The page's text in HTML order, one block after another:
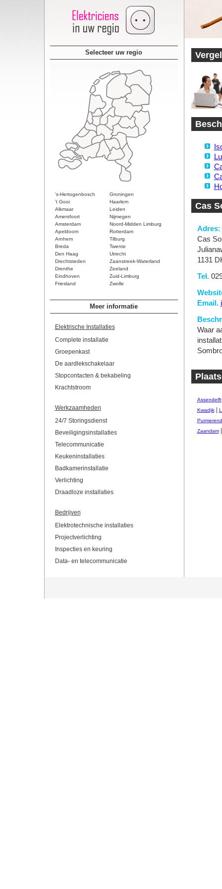
Selecteer uw regio
's-Hertogenbosch
Groningen
't Gooi
Haarlem
Alkmaar
Leiden
Amersfoort
Nijmegen
Amsterdam
Noord-Midden Limburg
Apeldoorn
Rotterdam
Arnhem
Tilburg
Breda
Twente
Den Haag
Utrecht
Drechtsteden
Zaanstreek-Waterland
Drenthe
Zeeland
Eindhoven
Zuid-Limburg
Friesland
Zwolle
Meer informatie
Elektrische Installaties
Complete installatie
Groepenkast
De aardlekschakelaar
Stopcontacten & bekabeling
Krachtstroom
Werkzaamheden
24/7 Storingsdienst
Beveiligingsinstallaties
Telecommunicatie
Keukeninstallaties
Badkamerinstallatie
Verlichting
Draadloze installaties
Bedrijven
Elektrotechnische installaties
Projectverlichting
Inspecties en keuring
Data- en telecommunicatie
Cas
Adres:
Cas
1131
Tel.
Email.
Waar
Assendelft
Kwadijk|
Purmerend
Zaandam